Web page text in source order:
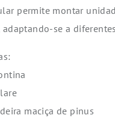
permite montar
adaptando-se a
:
maciça de pinus